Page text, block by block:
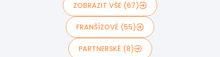
ZOBRAZIT VŠE (67)
FRANŠÍZOVÉ (55)
PARTNERSKÉ (8)